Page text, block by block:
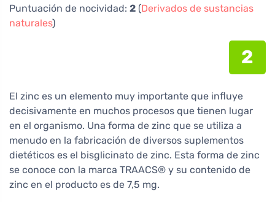
Puntuación de nocividad: 2 (Derivados de sustancias
naturales)
2
El zinc es un elemento muy importante que influye
decisivamente en muchos procesos que tienen lugar
en el organismo. Una forma de zinc que se utiliza a
menudo en la fabricación de diversos suplementos
dietéticos es el bisglicinato de zinc. Esta forma de zinc
se conoce con la marca TRAACS® y su contenido de
zinc en el producto es de 7,5 mg.